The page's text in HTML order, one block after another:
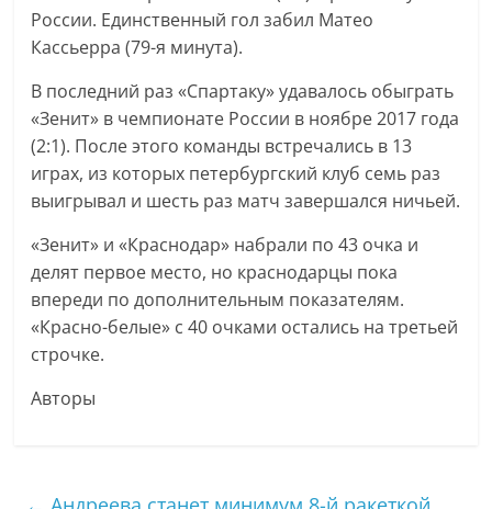
России. Единственный гол забил Матео
Кассьерра (79-я минута).
В последний раз «Спартаку» удавалось обыграть
«Зенит» в чемпионате России в ноябре 2017 года
(2:1). После этого команды встречались в 13
играх, из которых петербургский клуб семь раз
выигрывал и шесть раз матч завершался ничьей.
«Зенит» и «Краснодар» набрали по 43 очка и
делят первое место, но краснодарцы пока
впереди по дополнительным показателям.
«Красно-белые» с 40 очками остались на третьей
строчке.
Авторы